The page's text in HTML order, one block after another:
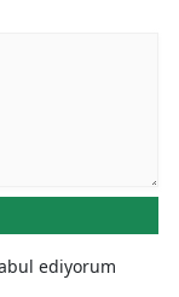
ediyorum